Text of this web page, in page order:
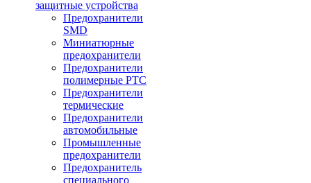
защитные устройства
Предохранители
SMD
Миниатюрные
предохранители
Предохранители
полимерные PTC
Предохранители
термические
Предохранители
автомобильные
Промышленные
предохранители
Предохранитель
специального